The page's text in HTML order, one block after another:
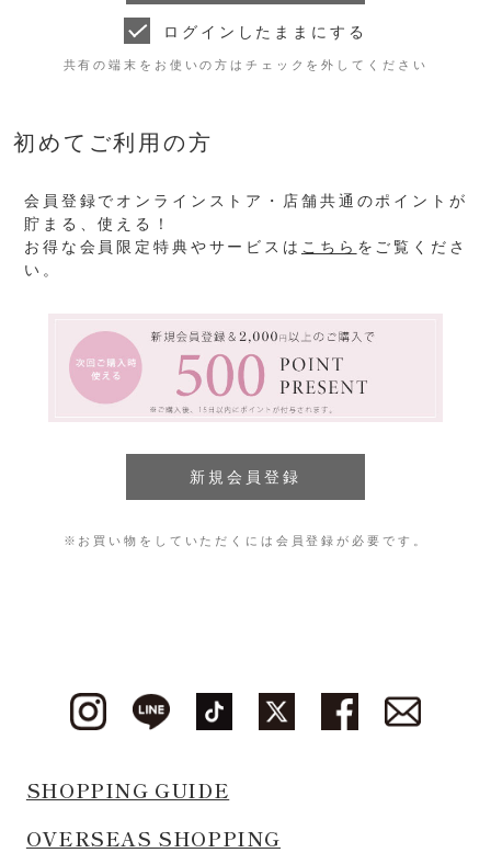
ログインしたままにする
共有の端末をお使いの方はチェックを外してください
初めてご利用の方
会員登録でオンラインストア・店舗共通のポイントが
貯まる、使える！
お得な会員限定特典やサービスは こちら をご覧くださ
い。
※お買い物をしていただくには会員登録が必要です。
SHOPPING GUIDE
OVERSEAS SHOPPING